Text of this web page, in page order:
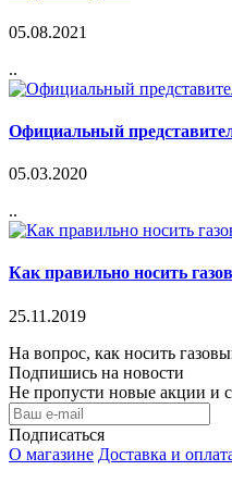
05.08.2021
..
Официальный
05.03.2020
..
Как правильно носить
25.11.2019
На вопрос, как носить
Подпишись на новости
Не пропусти новые акции и
Подписаться
О магазине Доставка и